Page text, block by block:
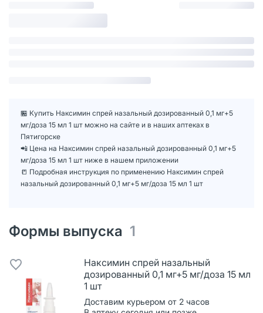
🏪 Купить Наксимин спрей назальный дозированный 0,1 мг+5
мг/доза 15 мл 1 шт можно на сайте и в наших аптеках в
Пятигорске
📲 Цена на Наксимин спрей назальный дозированный 0,1 мг+5
мг/доза 15 мл 1 шт ниже в нашем приложении
📒 Подробная инструкция по применению Наксимин спрей
назальный дозированный 0,1 мг+5 мг/доза 15 мл 1 шт
Формы выпуска 1
Наксимин спрей назальный
дозированный 0,1 мг+5 мг/доза 15 мл
1 шт
Доставим курьером от 2 часов